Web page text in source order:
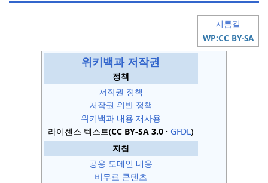
지름길
WP:CC BY-SA
위키백과 저작권
정책
저작권 정책
저작권 위반 정책
위키백과 내용 재사용
라이센스 텍스트(CC BY-SA 3.0 GFDL)
지침
공용 도메인 내용
비무료 콘텐츠